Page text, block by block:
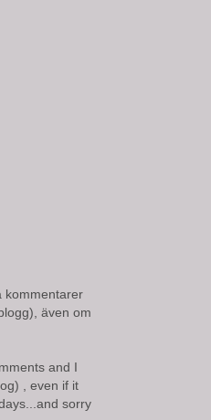
kommentarer
även om
and I
, even if it
sorry